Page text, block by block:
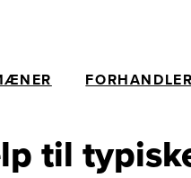
FORHANDLER
til